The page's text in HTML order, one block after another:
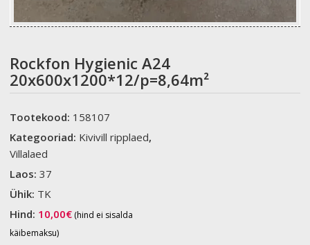
Rockfon Hygienic A24
20x600x1200*12/p=8,64m²
Tootekood: 158107
Kategooriad: Kivivill ripplaed,
Villalaed
Laos:37
Ühik: TK
Hind: 10,00€ (hind ei sisalda
käibemaksu)